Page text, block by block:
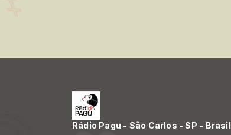
Rádio Pagu - São Carlos - SP - Brasil